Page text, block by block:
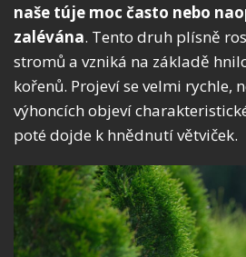
naše túje moc často nebo
zalévána. Tento druh plísně
stromů a vzniká na základě
kořenů. Projeví se velmi rychle,
výhoncích objeví
poté dojde k hnědnutí větviček.